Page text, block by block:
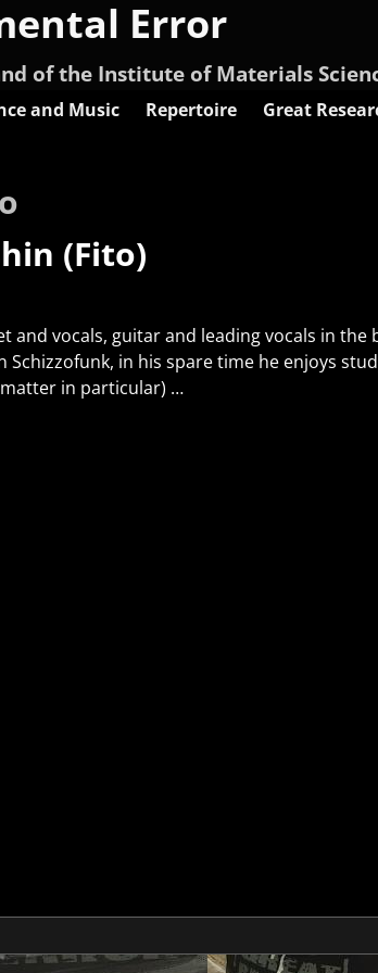
Error
of the Institute of Materials
and Music Repertoire Great
(Fito)
and vocals, guitar and leading vocals in the
Schizzofunk, in his spare time he enjoys
in particular) …